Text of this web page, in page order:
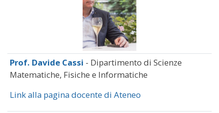
Prof. Davide Cassi - Dipartimento di Scienze
Matematiche, Fisiche e Informatiche
Link alla pagina docente di Ateneo